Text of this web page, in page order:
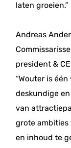
laten groeien.”
Andreas
president &
“Wouter is
deskundige
van
grote ambities
en inhoud te